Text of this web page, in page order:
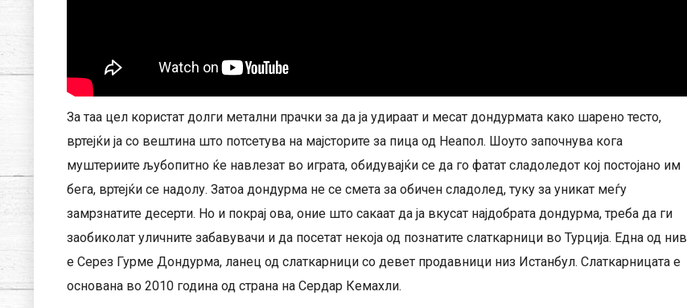
За таа цел користат долги метални прачки за да ја удираат и месат дондурмата како шарено тесто,
вртејќи ја со вештина што потсетува на мајсторите за пица од Неапол. Шоуто започнува кога
муштериите љубопитно ќе навлезат во играта, обидувајќи се да го фатат сладоледот кој постојано им
бега, вртејќи се надолу. Затоа дондурма не се смета за обичен сладолед, туку за уникат меѓу
замрзнатите десерти. Но и покрај ова, оние што сакаат да ја вкусат најдобрата дондурма, треба да ги
заобиколат уличните забавувачи и да посетат некоја од познатите слаткарници во Турција. Една од нив
е Серез Гурме Дондурма, ланец од слаткарници со девет продавници низ Истанбул. Слаткарницата е
основана во 2010 година од страна на Сердар Кемахли.